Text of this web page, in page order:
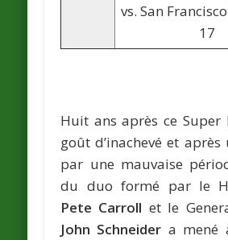
vs. San
17
Huit ans après ce Super
goût d’inachevé et après
par une mauvaise
du duo formé par le
Pete Carroll et le
John Schneider a mené